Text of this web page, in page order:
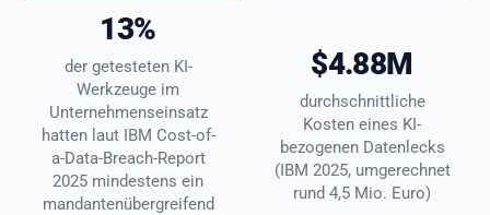
13%
der getesteten KI-
Werkzeuge im
Unternehmenseinsatz
hatten laut IBM Cost-of-
a-Data-Breach-Report
2025 mindestens ein
mandantenübergreifend
$4.88M
durchschnittliche
Kosten eines KI-
bezogenen Datenlecks
(IBM 2025, umgerechnet
rund 4,5 Mio. Euro)